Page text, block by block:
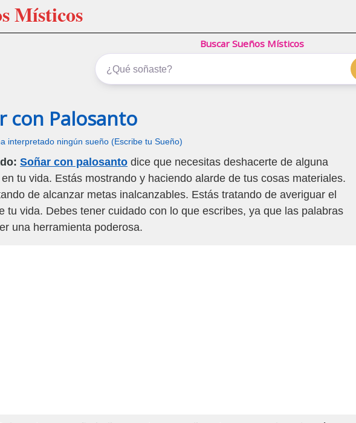
Místicos
Buscar Sueños Místicos
con Palosanto
interpretado ningún sueño (Escribe tu Sueño)
Soñar con palosanto dice que necesitas deshacerte de alguna
tu vida. Estás mostrando y haciendo alarde de tus cosas materiales.
de alcanzar metas inalcanzables. Estás tratando de averiguar el
tu vida. Debes tener cuidado con lo que escribes, ya que las palabras
una herramienta poderosa.